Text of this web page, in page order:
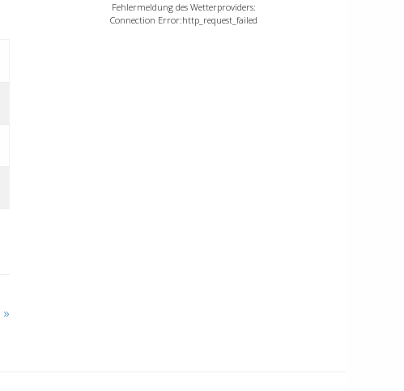
»
Fehlermeldung des Wetterproviders:
Connection Error:http_request_failed